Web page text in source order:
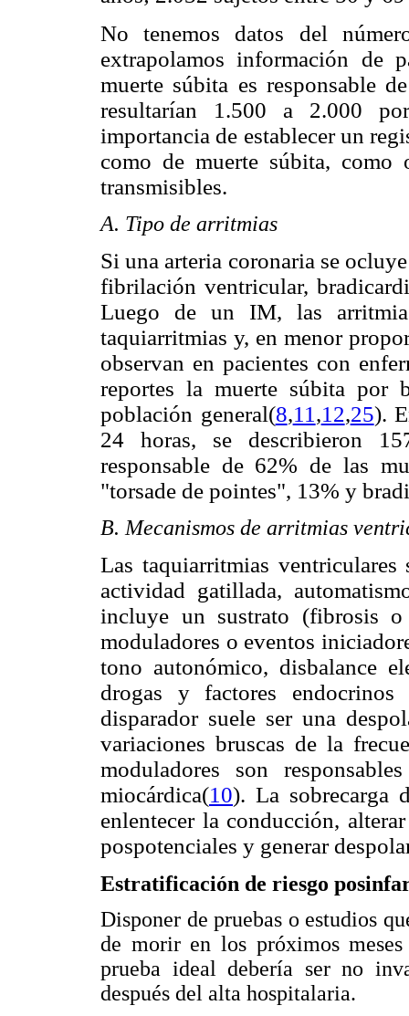
No tenemos datos del
extrapolamos información de
muerte súbita es responsable
resultarían 1.500 a 2.000
importancia de establecer un
como de muerte súbita, como
transmisibles.
A. Tipo de arritmias
Si una arteria coronaria se
fibrilación ventricular,
Luego de un IM, las
taquiarritmias y, en menor
observan en pacientes con
reportes la muerte súbita por
población general(8,11 ,12,25).
24 horas, se describieron
responsable de 62% de las
"torsade de pointes", 13% y
B. Mecanismos de arritmias
Las taquiarritmias ventriculares
actividad gatillada,
incluye un sustrato (fibrosis
moduladores o eventos
tono autonómico, disbalance
drogas y factores
disparador suele ser una
variaciones bruscas de la
moduladores son
miocárdica(10). La sobrecarga
enlentecer la conducción,
pospotenciales y generar
Estratificación de riesgo
Disponer de pruebas o estudios
de morir en los próximos
prueba ideal debería ser no
después del alta hospitalaria.